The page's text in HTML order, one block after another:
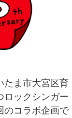
たま市大宮区育
ロックシンガー
のコラボ企画で